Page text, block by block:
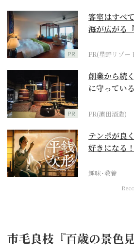
PR
客室はすべ
海が広がる
PR(星野リゾー
PR
創業から続
に守ってい
PR(濵田酒造)
テンポが良
好きになる
趣味･教養
市毛良枝『百歳の景色